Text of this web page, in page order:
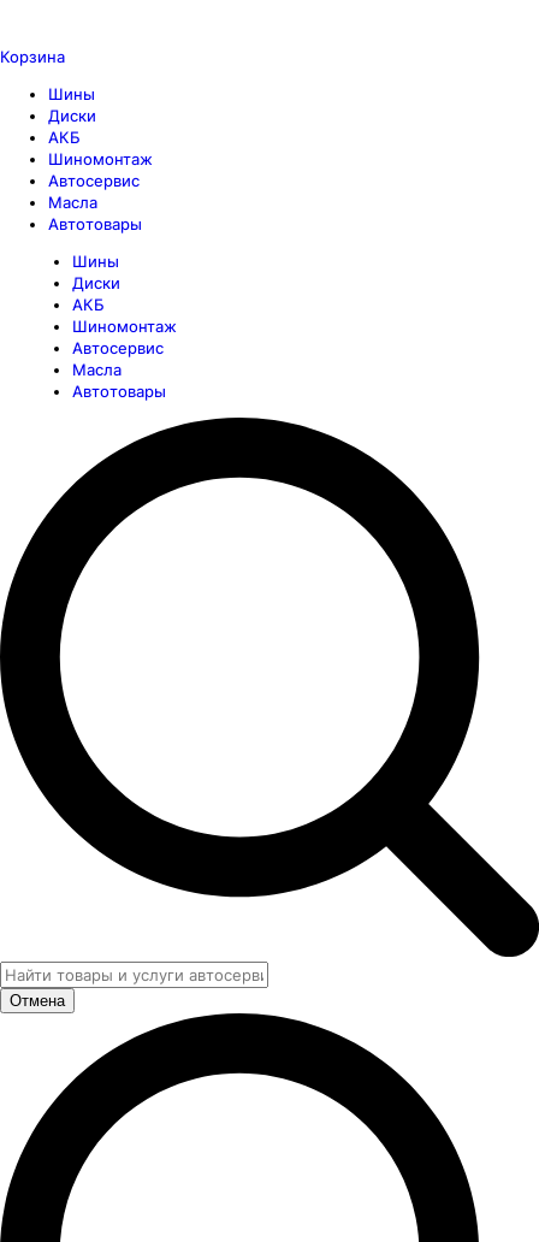
Корзина
Шины
Диски
АКБ
Шиномонтаж
Автосервис
Масла
Автотовары
Шины
Диски
АКБ
Шиномонтаж
Автосервис
Масла
Автотовары
Отмена